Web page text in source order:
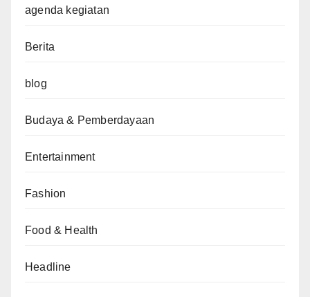
agenda kegiatan
Berita
blog
Budaya & Pemberdayaan
Entertainment
Fashion
Food & Health
Headline